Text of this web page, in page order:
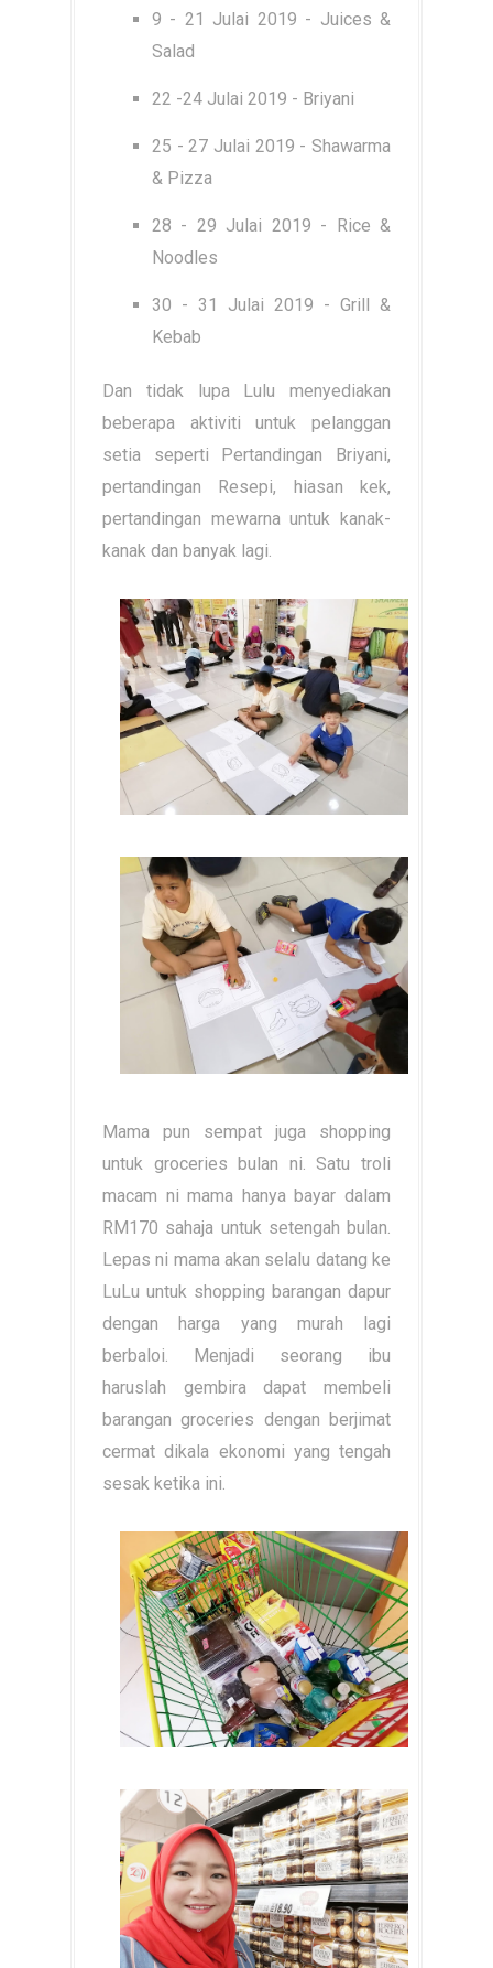
9 - 21 Julai 2019 - Juices &
Salad
22 -24 Julai 2019 - Briyani
25 - 27 Julai 2019 - Shawarma
& Pizza
28 - 29 Julai 2019 - Rice &
Noodles
30 - 31 Julai 2019 - Grill &
Kebab
Dan tidak lupa Lulu menyediakan
beberapa aktiviti untuk pelanggan
setia seperti Pertandingan Briyani,
pertandingan Resepi, hiasan kek,
pertandingan mewarna untuk kanak-
kanak dan banyak lagi.
Mama pun sempat juga shopping
untuk groceries bulan ni. Satu troli
macam ni mama hanya bayar dalam
RM170 sahaja untuk setengah bulan.
Lepas ni mama akan selalu datang ke
LuLu untuk shopping barangan dapur
dengan harga yang murah lagi
berbaloi. Menjadi seorang ibu
haruslah gembira dapat membeli
barangan groceries dengan berjimat
cermat dikala ekonomi yang tengah
sesak ketika ini.